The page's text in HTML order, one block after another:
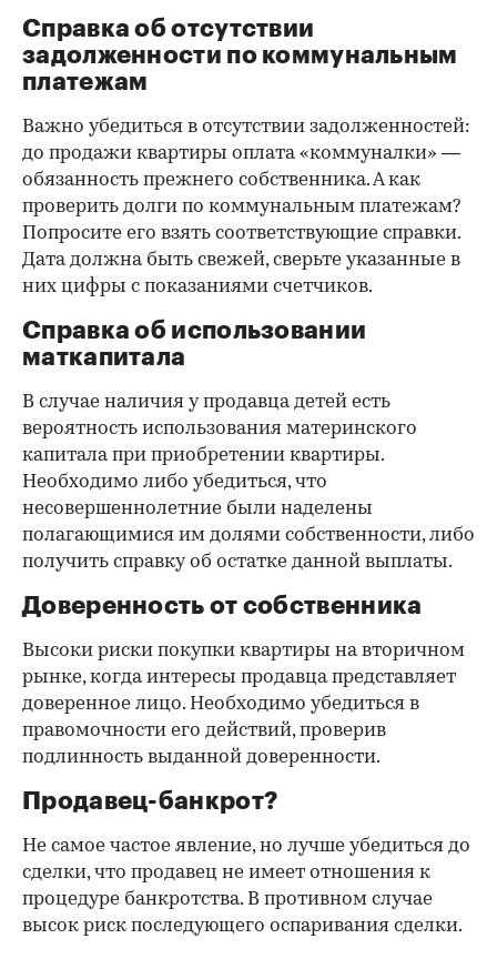
Справка об отсутствии
задолженности по коммунальным
платежам
Важно убедиться в отсутствии задолженностей:
до продажи квартиры оплата «коммуналки» —
обязанность прежнего собственника. А как
проверить долги по коммунальным платежам?
Попросите его взять соответствующие справки.
Дата должна быть свежей, сверьте указанные в
них цифры с показаниями счетчиков.
Справка об использовании
маткапитала
В случае наличия у продавца детей есть
вероятность использования материнского
капитала при приобретении квартиры.
Необходимо либо убедиться, что
несовершеннолетние были наделены
полагающимися им долями собственности, либо
получить справку об остатке данной выплаты.
Доверенность от собственника
Высоки риски покупки квартиры на вторичном
рынке, когда интересы продавца представляет
доверенное лицо. Необходимо убедиться в
правомочности его действий, проверив
подлинность выданной доверенности.
Продавец-банкрот?
Не самое частое явление, но лучше убедиться до
сделки, что продавец не имеет отношения к
процедуре банкротства. В противном случае
высок риск последующего оспаривания сделки.